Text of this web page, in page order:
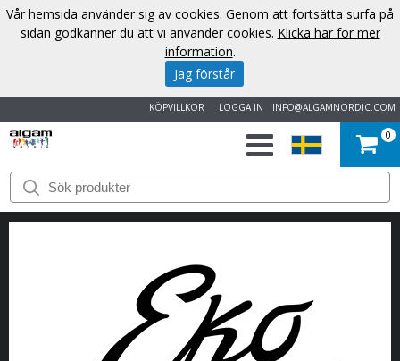
INFO@ALGAMNORDIC.COM
LOGGA IN
KÖPVILLKOR
START
VARUMÄRKEN
0
Vår hemsida använder sig av cookies. Genom att fortsätta surfa på
sidan godkänner du att vi använder cookies. Klicka här för mer
information.
Jag förstår